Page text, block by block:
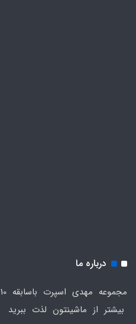
درباره ما
بیشتر از ماشینتون لذت ببرید